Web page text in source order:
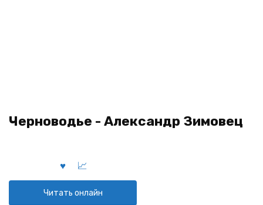
Черноводье - Александр Зимовец
Читать онлайн